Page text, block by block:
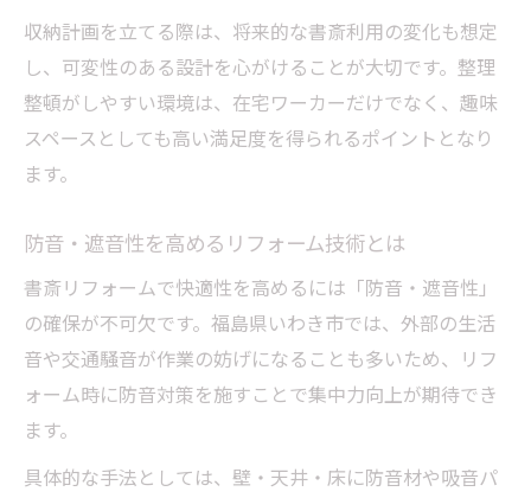
収納計画を立てる際は、将来的な書斎利用の変化も想定
し、可変性のある設計を心がけることが大切です。整理
整頓がしやすい環境は、在宅ワーカーだけでなく、趣味
スペースとしても高い満足度を得られるポイントとなり
ます。
防音・遮音性を高めるリフォーム技術とは
書斎リフォームで快適性を高めるには「防音・遮音性」
の確保が不可欠です。福島県いわき市では、外部の生活
音や交通騒音が作業の妨げになることも多いため、リフ
ォーム時に防音対策を施すことで集中力向上が期待でき
ます。
具体的な手法としては、壁・天井・床に防音材や吸音パ